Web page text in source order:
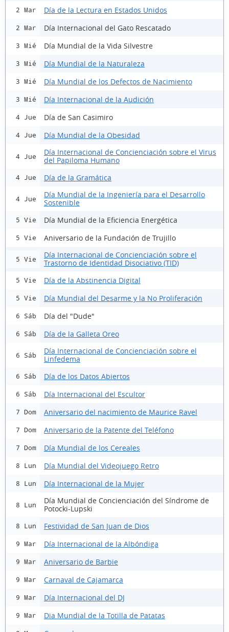
2 Mar Día de la Lectura en Estados Unidos
2 Mar Día Internacional del Gato Rescatado
3 Mié Día Mundial de la Vida Silvestre
3 Mié Día Mundial de la Naturaleza
3 Mié Día Mundial de los Defectos de Nacimiento
3 Mié Día Internacional de la Audición
4 Jue Día de San Casimiro
4 Jue Día Mundial de la Obesidad
4 Jue
Día Internacional de Concienciación sobre el Virus
del Papiloma Humano
4 Jue Día de la Gramática
4 Jue
Día Mundial de la Ingeniería para el Desarrollo
Sostenible
5 Vie Día Mundial de la Eficiencia Energética
5 Vie Aniversario de la Fundación de Trujillo
5 Vie
Día Internacional de Concienciación sobre el
Trastorno de Identidad Disociativo (TID)
5 Vie Día de la Abstinencia Digital
5 Vie Día Mundial del Desarme y la No Proliferación
6 Sáb Día del "Dude"
6 Sáb Día de la Galleta Oreo
6 Sáb
Día Internacional de Concienciación sobre el
Linfedema
6 Sáb Día de los Datos Abiertos
6 Sáb Día Internacional del Escultor
7 Dom Aniversario del nacimiento de Maurice Ravel
7 Dom Aniversario de la Patente del Teléfono
7 Dom Día Mundial de los Cereales
8 Lun Día Mundial del Videojuego Retro
8 Lun Día Internacional de la Mujer
8 Lun
Día Mundial de Concienciación del Síndrome de
Potocki-Lupski
8 Lun Festividad de San Juan de Dios
9 Mar Día Internacional de la Albóndiga
9 Mar Aniversario de Barbie
9 Mar Carnaval de Cajamarca
9 Mar Día Internacional del DJ
9 Mar Dia Mundial de la Totilla de Patatas